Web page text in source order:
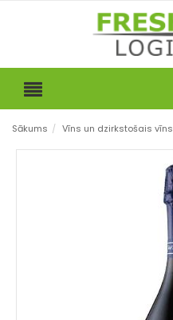
Sākums / Vīns un dzirkstošais vīns